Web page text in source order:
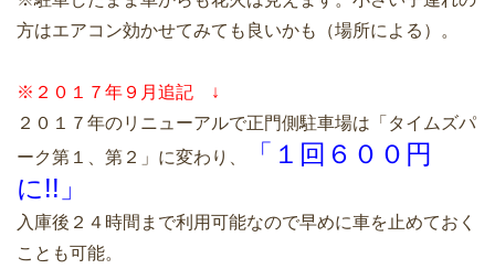
方はエアコン効かせてみても良いかも（場所による）。
※２０１７年９月追記 ↓
２０１７年のリニューアルで正門側駐車場は「タイムズパ
ーク第１、第２」に変わり、
「１回６００円
に!!」
入庫後２４時間まで利用可能なので早めに車を止めておく
ことも可能。